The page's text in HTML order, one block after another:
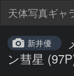
天体写真ギャ
新井優
ン彗星